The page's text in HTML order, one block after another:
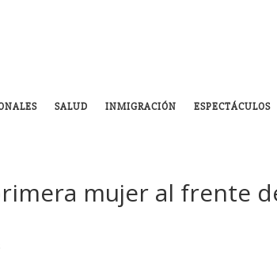
SALUD INMIGRACIÓN ESPECTÁCULOS
mujer al frente